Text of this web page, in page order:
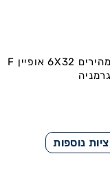
נתיכי זכוכית מהירים 6X32 אופיין F